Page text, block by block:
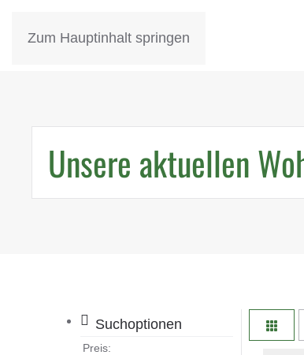
Zum Hauptinhalt springen
Wohnen in Zella-Mehlis
Unsere aktuellen
Suchoptionen
Preis: